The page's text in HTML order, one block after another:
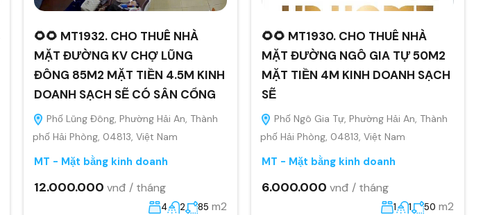
🌻🌻 MT1932. CHO THUÊ NHÀ
MẶT ĐƯỜNG KV CHỢ LŨNG
ĐÔNG 85M2 MẶT TIỀN 4.5M KINH
DOANH SẠCH SẼ CÓ SÂN CỔNG
Phố Lũng Đông, Phường Hải An, Thành
phố Hải Phòng, 04813, Việt Nam
MT - Mặt bằng kinh doanh
12.000.000 vnđ / tháng
4 2 85 m2
🌻🌻 MT1930. CHO THUÊ NHÀ
MẶT ĐƯỜNG NGÔ GIA TỰ 50M2
MẶT TIỀN 4M KINH DOANH SẠCH
SẼ
Phố Ngô Gia Tự, Phường Hải An, Thành
phố Hải Phòng, 04813, Việt Nam
MT - Mặt bằng kinh doanh
6.000.000 vnđ / tháng
1 1 50 m2